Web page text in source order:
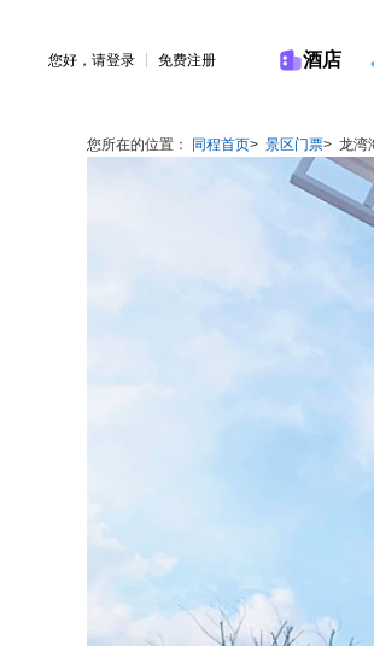
您好，请登录 免费注册 酒店
您所在的位置： 同程首页> 景区门票> 龙湾